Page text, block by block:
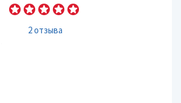
2 отзыва